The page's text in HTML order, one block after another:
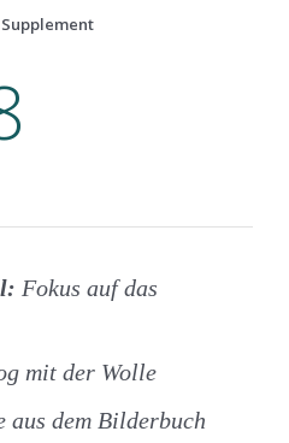
Fokus auf das
mit der Wolle
aus dem Bilderbuch